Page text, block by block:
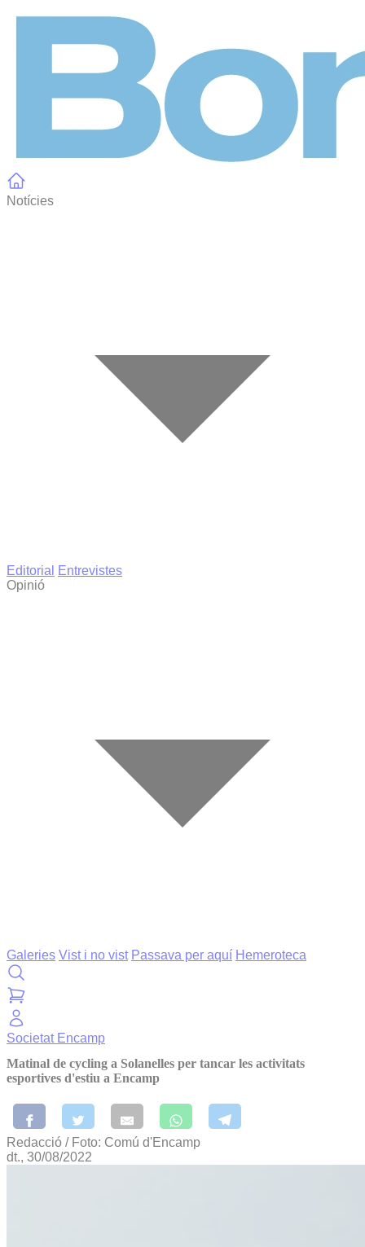
Notícies
Editorial
Entrevistes
Opinió
Galeries Vist i no vist Passava per aquí Hemeroteca
Societat Encamp
Matinal de cycling a Solanelles per tancar les activitats
esportives d'estiu a Encamp
Redacció / Foto: Comú d'Encamp
dt., 30/08/2022